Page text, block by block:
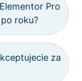
Pro
roku?
za